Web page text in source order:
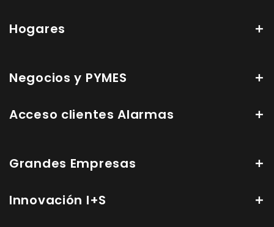
Hogares
Negocios y PYMES
Acceso clientes Alarmas
Grandes Empresas
Innovación I+S